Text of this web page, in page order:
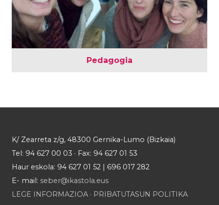
Pedagogia
K/ Zearreta z/g, 48300 Gernika-Lumo (Bizkaia)
Tel: 94 627 00 03 · Fax: 94 627 01 53
Haur eskola: 94 627 01 52 | 696 017 282
E- mail: seber@ikastola.eus
LEGE INFORMAZIOA · PRIBATUTASUN POLITIKA